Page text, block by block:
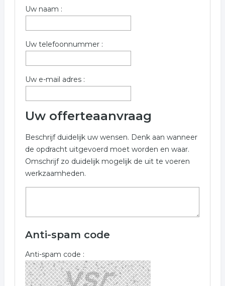
sportschool fitnesscentra
fitness
Uw naam :
Uw telefoonnummer :
Uw e-mail adres :
Uw offerteaanvraag
Beschrijf duidelijk uw wensen. Denk aan wanneer
de opdracht uitgevoerd moet worden en waar.
Omschrijf zo duidelijk mogelijk de uit te voeren
werkzaamheden.
Anti-spam code
Anti-spam code :